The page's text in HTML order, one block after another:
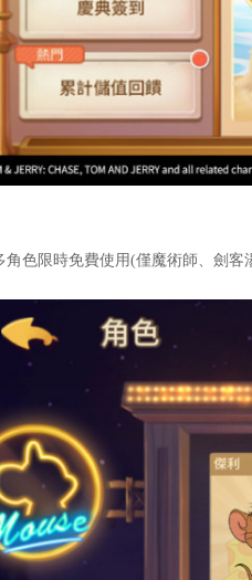
限時免費使用(僅魔術師、劍客